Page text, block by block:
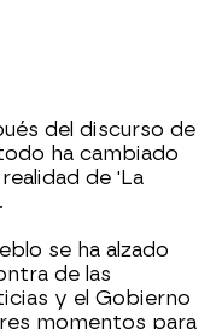
del discurso de
ha cambiado
realidad de 'La
se ha alzado
de las
y el Gobierno
momentos para